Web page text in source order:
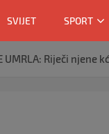
SVIJET SPORT
UMRLA: Riječi